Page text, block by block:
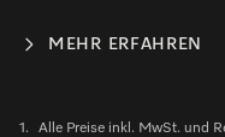
MEHR ERFAHREN
1. Alle Preise inkl. MwSt. und